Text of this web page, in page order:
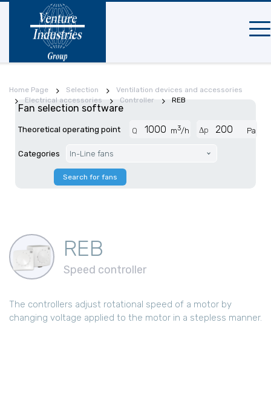
Home Page Selection
Ventilation devices and accessories
Electrical accessories
Controller REB
Fan selection software
Theoretical operating point Q m3/h Δp Pa
Categories In-Line fans
Search for fans
REB
Speed controller
The controllers adjust rotational speed of a motor by
changing voltage applied to the motor in a stepless manner.